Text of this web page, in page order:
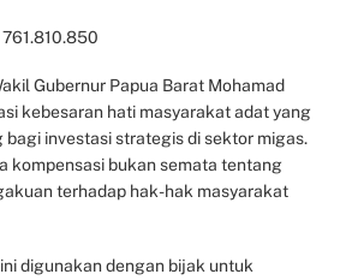
761.810.850
Gubernur Papua Barat Mohamad
kebesaran hati masyarakat adat yang
investasi strategis di sektor migas.
kompensasi bukan semata tentang
terhadap hak-hak masyarakat
digunakan dengan bijak untuk